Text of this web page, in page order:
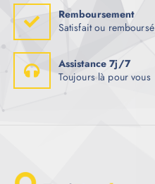
Remboursement
Satisfait ou remboursé
Assistance 7j/7
Toujours là pour vous